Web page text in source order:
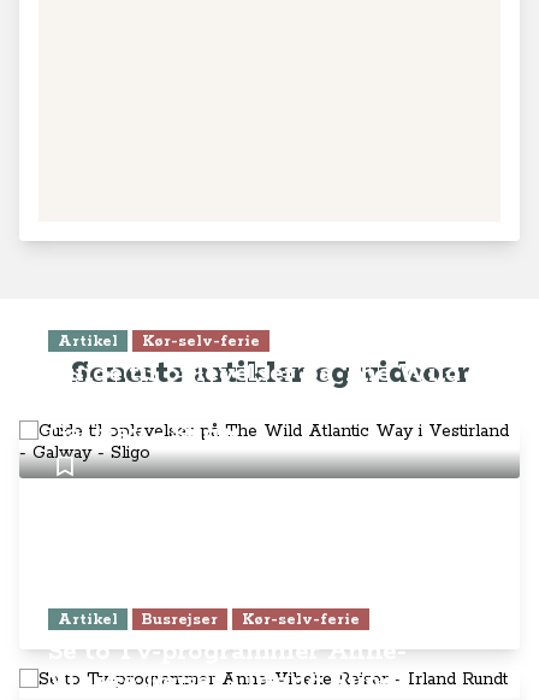
Seneste artikler og videoer
Artikel Kør-selv-ferie
Guide til oplevelser på The Wild
Galway - Sligo
Artikel Busrejser Kør-selv-ferie
Se to Tv-programmer Anne-
Vibeke Rejser - Irland Rundt